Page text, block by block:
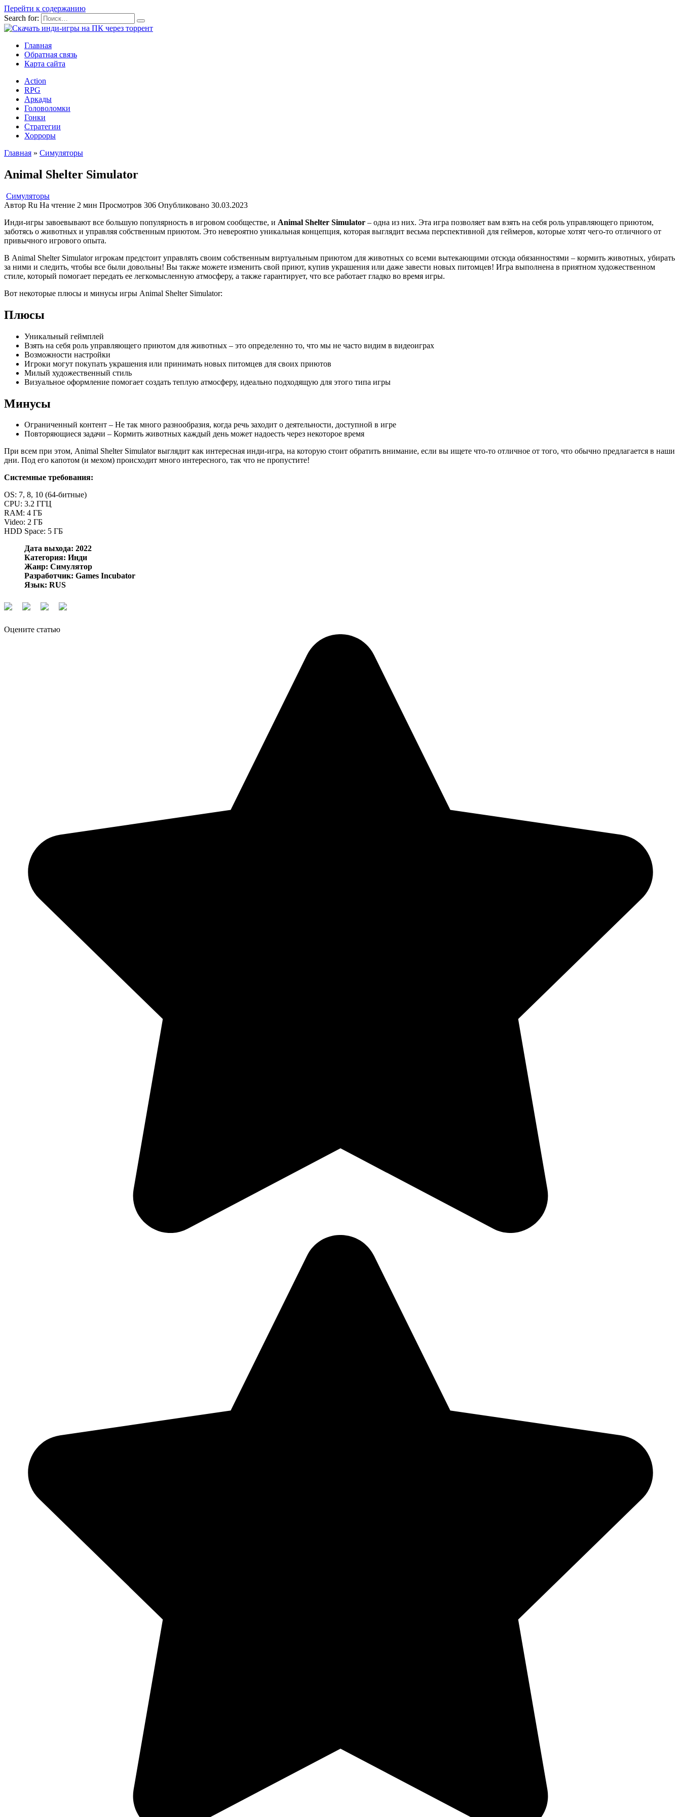
Перейти к содержанию
Search for:
Главная
Обратная связь
Карта сайта
Action
RPG
Аркады
Головоломки
Гонки
Стратегии
Хорроры
Главная » Симуляторы
Animal Shelter Simulator
Симуляторы
Автор Ru На чтение 2 мин Просмотров 306 Опубликовано 30.03.2023
Инди-игры завоевывают все большую популярность в игровом сообществе, и Animal Shelter Simulator – одна из них. Эта игра позволяет вам взять на себя роль управляющего приютом,
заботясь о животных и управляя собственным приютом. Это невероятно уникальная концепция, которая выглядит весьма перспективной для геймеров, которые хотят чего-то отличного от
привычного игрового опыта.
В Animal Shelter Simulator игрокам предстоит управлять своим собственным виртуальным приютом для животных со всеми вытекающими отсюда обязанностями – кормить животных, убирать
за ними и следить, чтобы все были довольны! Вы также можете изменить свой приют, купив украшения или даже завести новых питомцев! Игра выполнена в приятном художественном
стиле, который помогает передать ее легкомысленную атмосферу, а также гарантирует, что все работает гладко во время игры.
Вот некоторые плюсы и минусы игры Animal Shelter Simulator:
Плюсы
Уникальный геймплей
Взять на себя роль управляющего приютом для животных – это определенно то, что мы не часто видим в видеоиграх
Возможности настройки
Игроки могут покупать украшения или принимать новых питомцев для своих приютов
Милый художественный стиль
Визуальное оформление помогает создать теплую атмосферу, идеально подходящую для этого типа игры
Минусы
Ограниченный контент – Не так много разнообразия, когда речь заходит о деятельности, доступной в игре
Повторяющиеся задачи – Кормить животных каждый день может надоесть через некоторое время
При всем при этом, Animal Shelter Simulator выглядит как интересная инди-игра, на которую стоит обратить внимание, если вы ищете что-то отличное от того, что обычно предлагается в наши
дни. Под его капотом (и мехом) происходит много интересного, так что не пропустите!
Системные требования:
OS: 7, 8, 10 (64-битные)
CPU: 3.2 ГГЦ
RAM: 4 ГБ
Video: 2 ГБ
HDD Space: 5 ГБ
Дата выхода: 2022
Категория: Инди
Жанр: Симулятор
Разработчик: Games Incubator
Язык: RUS
Оцените статью